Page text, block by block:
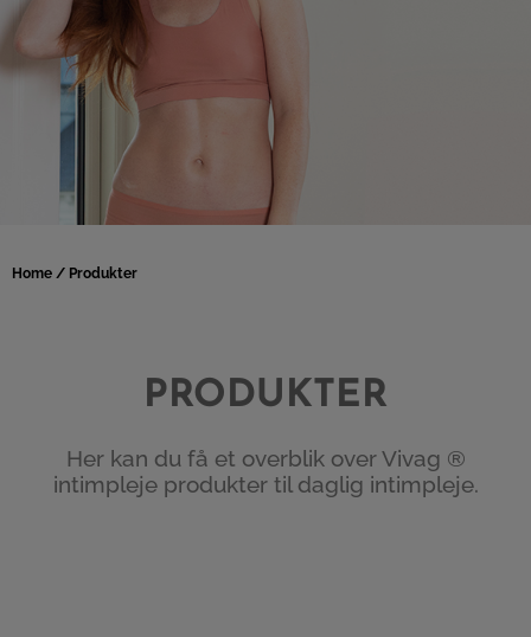
Home / Produkter
PRODUKTER
Her kan du få et overblik over Vivag ®
intimpleje produkter til daglig intimpleje.